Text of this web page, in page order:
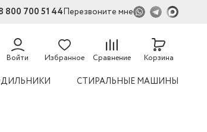
800 700 51 44Перезвоните мне
Войти Избранное Сравнение Корзина
СТИРАЛЬНЫЕ МАШИНЫ